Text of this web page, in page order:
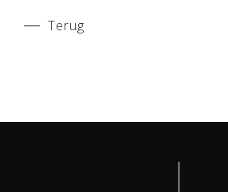
Terug